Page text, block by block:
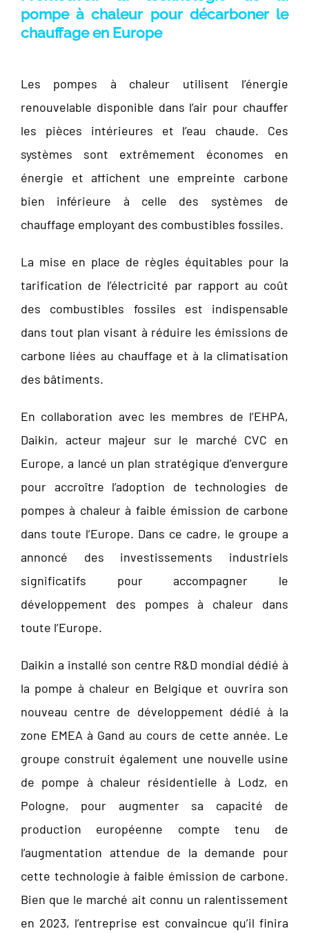
pompe à chaleur pour décarboner le
chauffage en Europe
Les pompes à chaleur utilisent l’énergie
renouvelable disponible dans l’air pour chauffer
les pièces intérieures et l’eau chaude. Ces
systèmes sont extrêmement économes en
énergie et affichent une empreinte carbone
bien inférieure à celle des systèmes de
chauffage employant des combustibles fossiles.
La mise en place de règles équitables pour la
tarification de l’électricité par rapport au coût
des combustibles fossiles est indispensable
dans tout plan visant à réduire les émissions de
carbone liées au chauffage et à la climatisation
des bâtiments.
En collaboration avec les membres de l’EHPA,
Daikin, acteur majeur sur le marché CVC en
Europe, a lancé un plan stratégique d’envergure
pour accroître l’adoption de technologies de
pompes à chaleur à faible émission de carbone
dans toute l’Europe. Dans ce cadre, le groupe a
annoncé des investissements industriels
significatifs pour accompagner le
développement des pompes à chaleur dans
toute l’Europe.
Daikin a installé son centre R&D mondial dédié à
la pompe à chaleur en Belgique et ouvrira son
nouveau centre de développement dédié à la
zone EMEA à Gand au cours de cette année. Le
groupe construit également une nouvelle usine
de pompe à chaleur résidentielle à Lodz, en
Pologne, pour augmenter sa capacité de
production européenne compte tenu de
l’augmentation attendue de la demande pour
cette technologie à faible émission de carbone.
Bien que le marché ait connu un ralentissement
en 2023, l’entreprise est convaincue qu’il finira